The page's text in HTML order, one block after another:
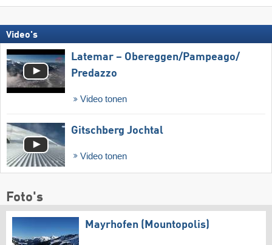
Video's
Latemar – Obereggen/​Pampeago/​
Predazzo
Video tonen
Gitschberg Jochtal
Video tonen
Foto's
Mayrhofen (Mountopolis)